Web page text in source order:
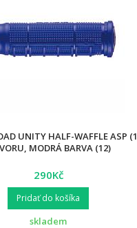
UNITY HALF-WAFFLE ASP
MODRÁ BARVA (12)
290Kč
Pridať do košíka
skladem